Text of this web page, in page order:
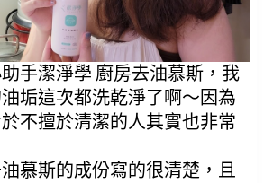
手潔淨學 廚房去油慕斯，我
垢這次都洗乾淨了啊～因為
不擅於清潔的人其實也非常
慕斯的成份寫的很清楚，且